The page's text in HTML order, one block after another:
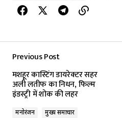
Previous Post
मशहूर कास्टिंग डायरेक्टर सहर
अली लतीफ का निधन, फिल्म
इंडस्ट्री में शोक की लहर
मनोरंजन
मुख्य समाचार